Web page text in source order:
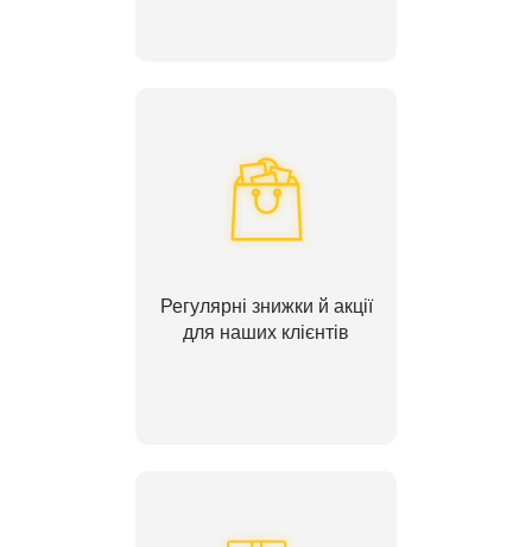
Регулярні знижки й акції
для наших клієнтів